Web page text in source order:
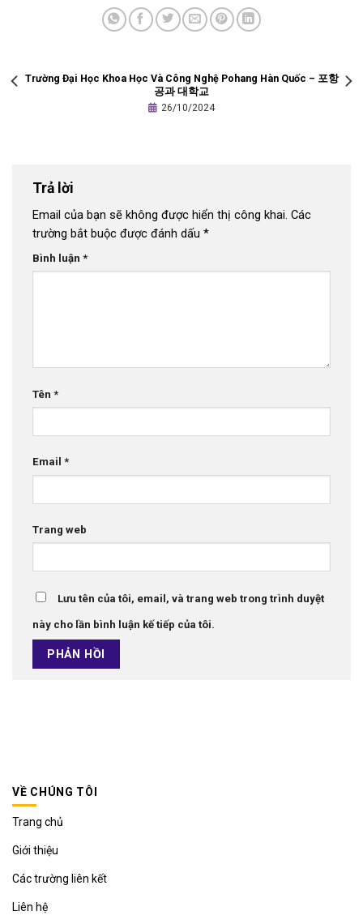
Trường Đại Học Khoa Học Và Công Nghệ Pohang Hàn Quốc – 포항
공과 대학교
26/10/2024
Trả lời
Email của bạn sẽ không được hiển thị công khai. Các
trường bắt buộc được đánh dấu *
Bình luận *
Tên *
Email *
Trang web
Lưu tên của tôi, email, và trang web trong trình duyệt
này cho lần bình luận kế tiếp của tôi.
VỀ CHÚNG TÔI
Trang chủ
Giới thiệu
Các trường liên kết
Liên hệ